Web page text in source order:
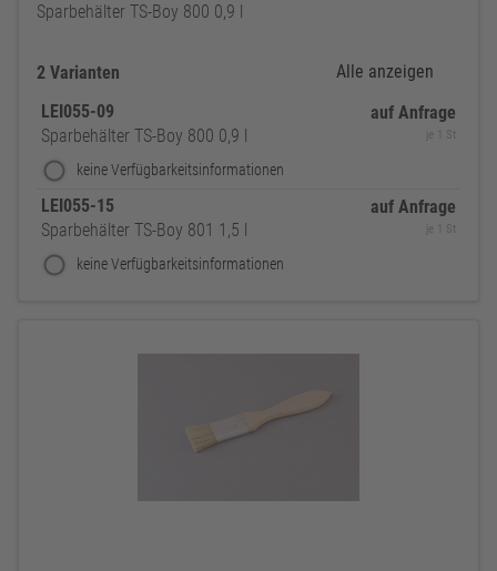
Sparbehälter TS-Boy 800 0,9 l
2 Varianten
Alle anzeigen
LEI055-09
Sparbehälter TS-Boy 800 0,9 l
keine Verfügbarkeitsinformationen
auf Anfrage
je 1 St
LEI055-15
Sparbehälter TS-Boy 801 1,5 l
keine Verfügbarkeitsinformationen
auf Anfrage
je 1 St